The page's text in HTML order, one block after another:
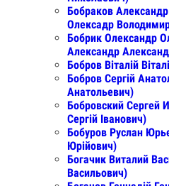
Бобраков
Олексадр
Бобрик Олександр
Александр
Бобров Віталій
Бобров Сергій
Анатольевич)
Бобровский Сергей
Сергій Іванович)
Бобуров Руслан
Юрійович)
Богачик Виталий
Васильович)